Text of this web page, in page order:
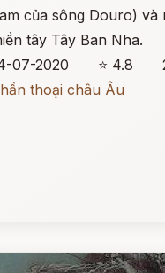
của sông Douro) và
tây Tây Ban Nha.
07-2020
⭐ 4.8
thoại châu Âu